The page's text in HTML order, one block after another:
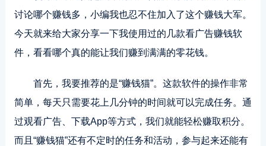
讨论哪个赚钱多，小编我也忍不住加入了这个赚钱大军。
今天就来给大家分享一下我使用过的几款看广告赚钱软
件，看看哪个真的能让我们赚到满满的零花钱。
首先，我要推荐的是“赚钱猫”。这款软件的操作非常
简单，每天只需要花上几分钟的时间就可以完成任务。通
过观看广告、下载App等方式，我们就能轻松赚取积分。
而且“赚钱猫”还有不定时的任务和活动，参与起来还能有